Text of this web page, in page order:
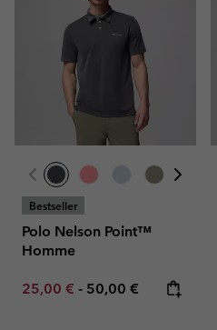
Bestseller
Polo Nelson Point™
Homme
Minimum sale price:
25,00 € - Maximum price:
50,00 €